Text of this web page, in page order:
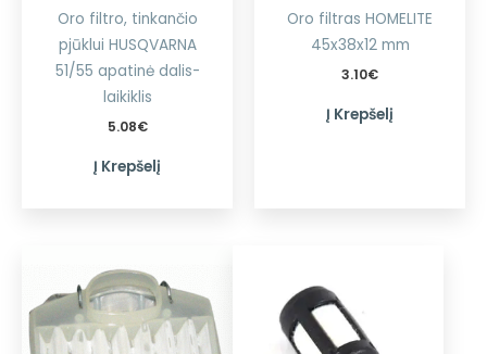
Oro filtro, tinkančio
pjūklui HUSQVARNA
51/55 apatinė dalis-
laikiklis
5.08€
Į Krepšelį
Oro filtras HOMELITE
45x38x12 mm
3.10€
Į Krepšelį